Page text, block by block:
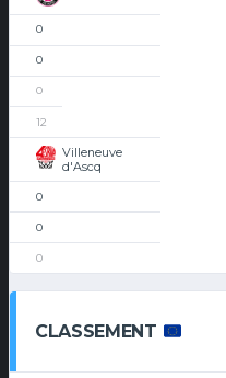
0
0
0
12
Villeneuve
d'Ascq
0
0
0
CLASSEMENT